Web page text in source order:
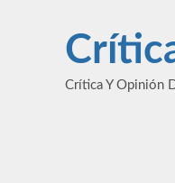
contenido
Crítica Y Opinión